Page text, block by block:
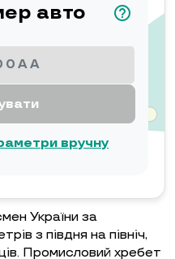
авто help_outline
вручну
України за
з півдня на північ,
Промисловий хребет